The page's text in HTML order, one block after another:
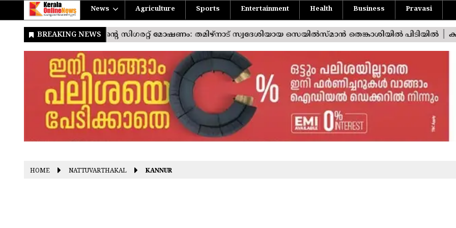
News Agriculture Sports Entertainment Health Business Pravasi
HOME NATTUVARTHAKAL KANNUR